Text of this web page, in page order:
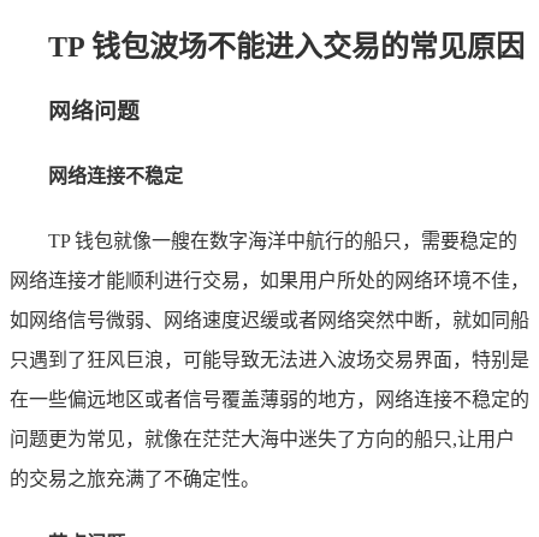
TP 钱包波场不能进入交易的常见原因
网络问题
网络连接不稳定
TP 钱包就像一艘在数字海洋中航行的船只，需要稳定的
网络连接才能顺利进行交易，如果用户所处的网络环境不佳，
如网络信号微弱、网络速度迟缓或者网络突然中断，就如同船
只遇到了狂风巨浪，可能导致无法进入波场交易界面，特别是
在一些偏远地区或者信号覆盖薄弱的地方，网络连接不稳定的
问题更为常见，就像在茫茫大海中迷失了方向的船只,让用户
的交易之旅充满了不确定性。